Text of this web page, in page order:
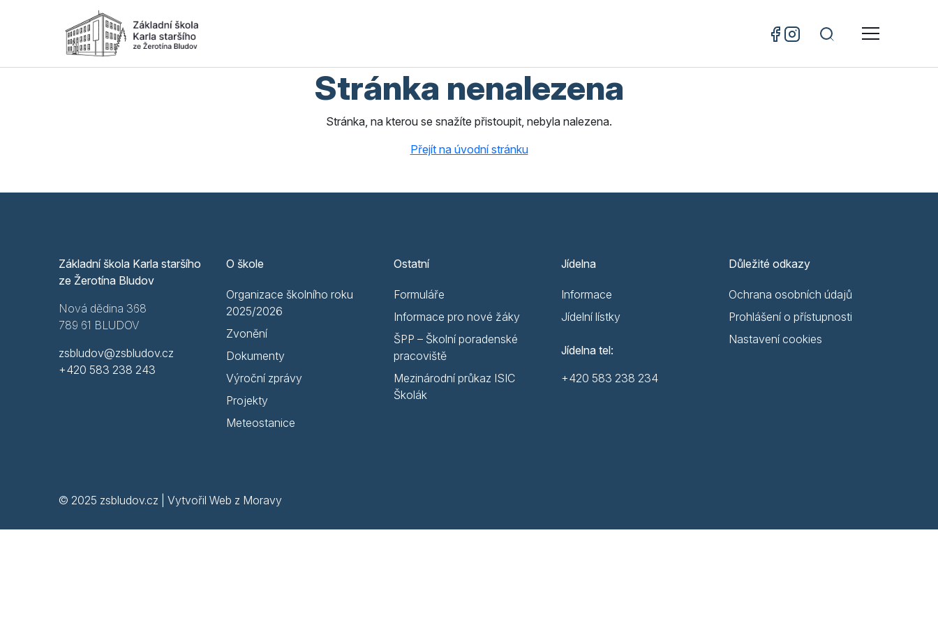
Stránka nenalezena
Stránka, na kterou se snažíte přistoupit, nebyla nalezena.
Přejít na úvodní stránku
Základní škola Karla staršího
ze Žerotína Bludov
Nová dědina 368
789 61 BLUDOV
zsbludov@zsbludov.cz
+420 583 238 243
O škole
Organizace školního roku
2025/2026
Zvonění
Dokumenty
Výroční zprávy
Projekty
Meteostanice
Ostatní
Formuláře
Informace pro nové žáky
ŠPP – Školní poradenské
pracoviště
Mezinárodní průkaz ISIC
Školák
Jídelna
Informace
Jídelní lístky
Jídelna tel:
+420 583 238 234
Důležité odkazy
Ochrana osobních údajů
Prohlášení o přístupnosti
Nastavení cookies
© 2025 zsbludov.cz | Vytvořil Web z Moravy